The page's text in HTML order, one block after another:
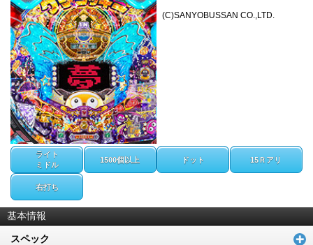
(C)SANYOBUSSAN CO.,LTD.
ライト
ミドル
1500個以上 ドット 15Ｒアリ
右打ち
基本情報
スペック